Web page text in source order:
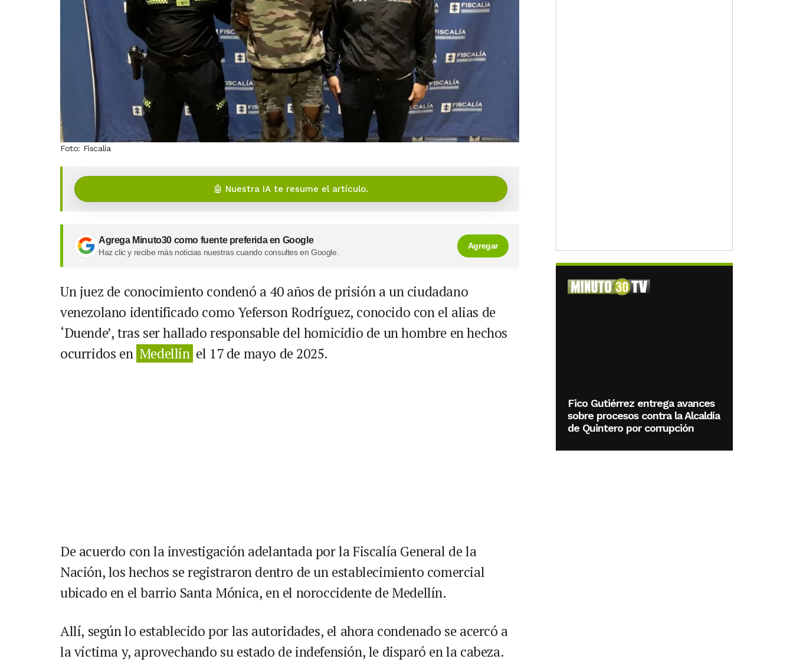
Foto: Fiscalía
🤖 Nuestra IA te resume el artículo.
Agrega Minuto30 como fuente preferida en Google
Haz clic y recibe más noticias nuestras cuando consultes en Google.
Agregar
Un juez de conocimiento condenó a 40 años de prisión a un ciudadano
venezolano identificado como Yeferson Rodríguez, conocido con el alias de
‘Duende’, tras ser hallado responsable del homicidio de un hombre en hechos
ocurridos en Medellín el 17 de mayo de 2025.
De acuerdo con la investigación adelantada por la Fiscalía General de la
Nación, los hechos se registraron dentro de un establecimiento comercial
ubicado en el barrio Santa Mónica, en el noroccidente de Medellín.
Allí, según lo establecido por las autoridades, el ahora condenado se acercó a
la víctima y, aprovechando su estado de indefensión, le disparó en la cabeza.
Fico Gutiérrez entrega avances
sobre procesos contra la Alcaldía
de Quintero por corrupción